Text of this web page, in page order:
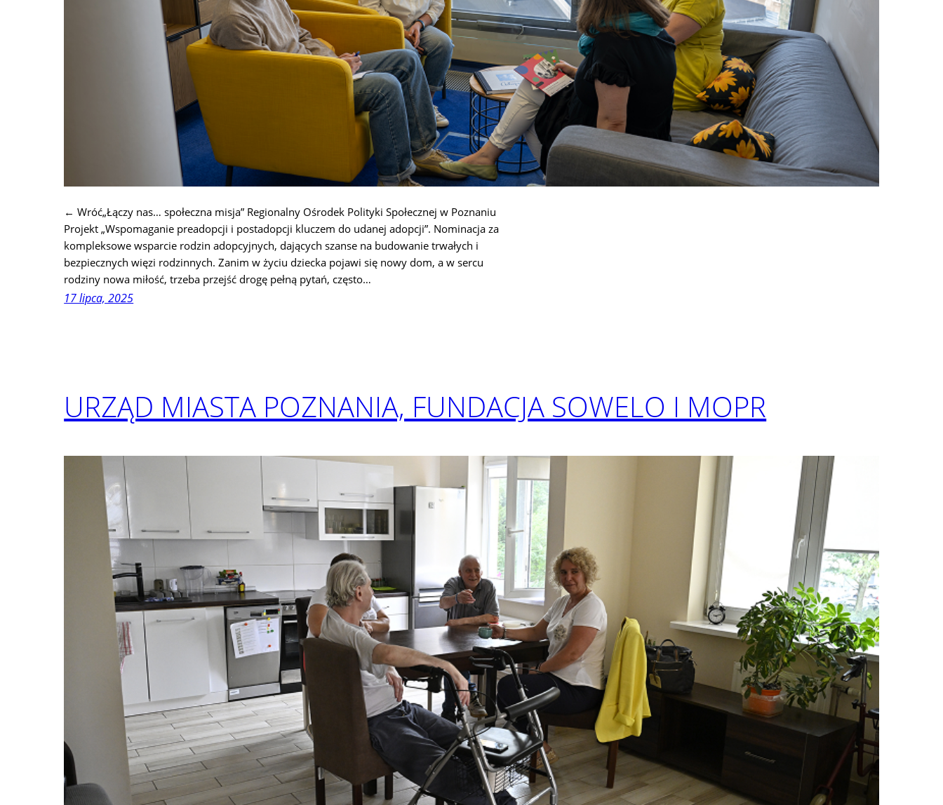
← Wróć„Łączy nas… społeczna misja” Regionalny Ośrodek Polityki Społecznej w Poznaniu
Projekt „Wspomaganie preadopcji i postadopcji kluczem do udanej adopcji”. Nominacja za
kompleksowe wsparcie rodzin adopcyjnych, dających szanse na budowanie trwałych i
bezpiecznych więzi rodzinnych. Zanim w życiu dziecka pojawi się nowy dom, a w sercu
rodziny nowa miłość, trzeba przejść drogę pełną pytań, często…
17 lipca, 2025
URZĄD MIASTA POZNANIA, FUNDACJA SOWELO I MOPR